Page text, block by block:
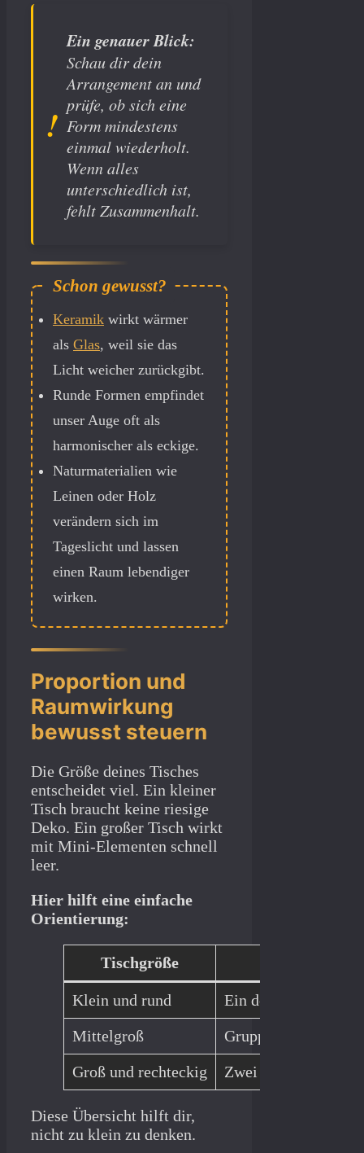
Ein genauer Blick:
Schau dir dein
Arrangement an und
prüfe, ob sich eine
Form mindestens
einmal wiederholt.
Wenn alles
unterschiedlich ist,
fehlt Zusammenhalt.
Keramik wirkt wärmer
als Glas, weil sie das
Licht weicher zurückgibt.
Runde Formen empfindet
unser Auge oft als
harmonischer als eckige.
Naturmaterialien wie
Leinen oder Holz
verändern sich im
Tageslicht und lassen
einen Raum lebendiger
wirken.
Proportion und
Raumwirkung
bewusst steuern
Die Größe deines Tisches
entscheidet viel. Ein kleiner
Tisch braucht keine riesige
Deko. Ein großer Tisch wirkt
mit Mini-Elementen schnell
leer.
Hier hilft eine einfache
Orientierung:
Tischgröße
Klein und rund
Ein dominantes
Mittelgroß
Gruppe aus drei
Groß und rechteckig
Zwei klar getrennte
Diese Übersicht hilft dir,
nicht zu klein zu denken.